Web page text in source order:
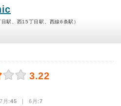
駅、西15丁目駅、西線6条駅）
3.22
月:45 | 6月:7